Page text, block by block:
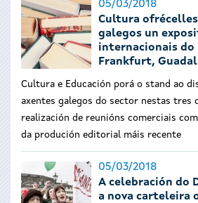
05/03/2018
Cultura
galegos un
internacionais do
Frankfurt,
Cultura e Educación porá o stand ao
axentes galegos do sector nestas tres
realización de reunións comerciais
da produción editorial máis recente
05/03/2018
A celebración do
a nova carteleira